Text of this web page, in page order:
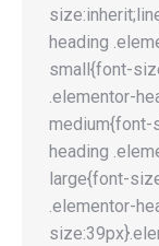
heading
small{font-
.elementor-
medium{font-
heading
large{font-
.elementor-